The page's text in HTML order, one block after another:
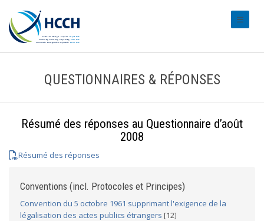
QUESTIONNAIRES & RÉPONSES
Résumé des réponses au Questionnaire d’août
2008
Résumé des réponses
Conventions (incl. Protocoles et Principes)
Convention du 5 octobre 1961 supprimant l'exigence de la
légalisation des actes publics étrangers [12]